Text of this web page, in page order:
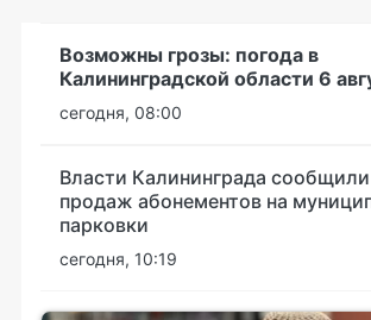
Возможны грозы: погода в
Калининградской области 6
сегодня, 08:00
Власти Калининграда
продаж абонементов на
парковки
сегодня, 10:19